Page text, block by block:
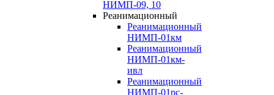
НИМП-09, 10
Реанимационный
Реанимационный
НИМП-01км
Реанимационный
НИМП-01км-
ивл
Реанимационный
НИМП-01рс-